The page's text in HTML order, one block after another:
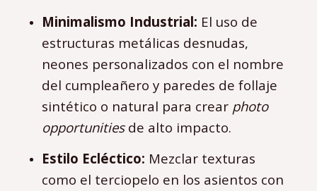
Minimalismo Industrial: El uso de
estructuras metálicas desnudas,
neones personalizados con el nombre
del cumpleañero y paredes de follaje
sintético o natural para crear photo
opportunitiesde alto impacto.
Estilo Ecléctico: Mezclar texturas
como el terciopelo en los asientos con